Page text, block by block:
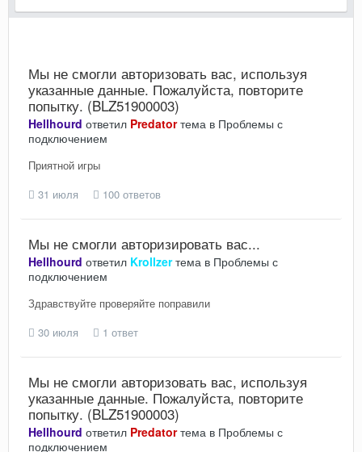
Мы не смогли авторизовать вас, используя
указанные данные. Пожалуйста, повторите
попытку. (BLZ51900003)
Hellhourd ответил Predatorтема в Проблемы с
подключением
Приятной игры
31 июля
100 ответов
Мы не смогли авторизировать вас...
Hellhourd ответил Krollzerтема в Проблемы с
подключением
Здравствуйте проверяйте поправили
30 июля
1 ответ
Мы не смогли авторизовать вас, используя
указанные данные. Пожалуйста, повторите
попытку. (BLZ51900003)
Hellhourd ответил Predatorтема в Проблемы с
подключением